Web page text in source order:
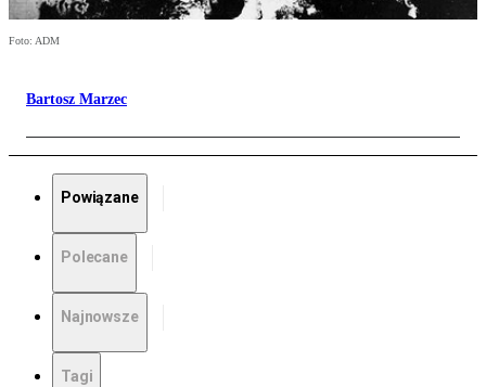
Foto: ADM
Bartosz Marzec
Powiązane
Polecane
Najnowsze
Tagi